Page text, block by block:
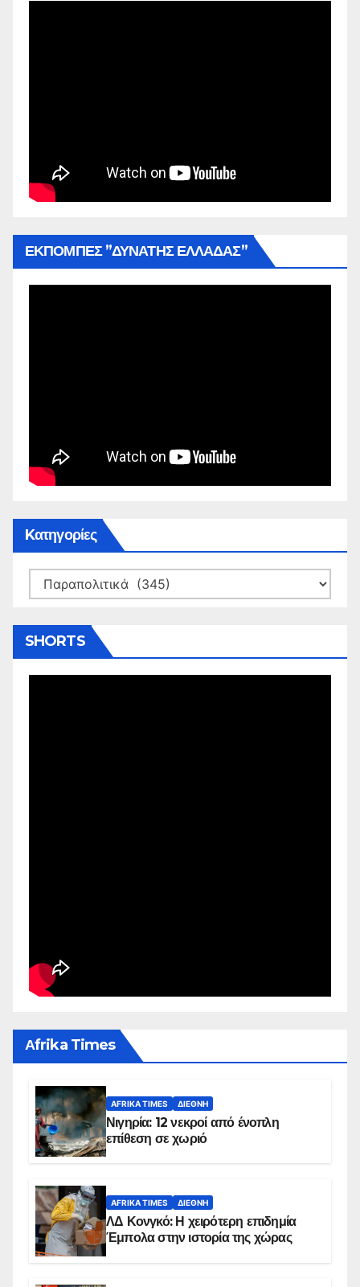
ΕΚΠΟΜΠΕΣ ”ΔΥΝΑΤΗΣ ΕΛΛΑΔΑΣ”
Kατηγορίες
Kατηγορίες
SHORTS
Αfrika Times
AFRIKA TIMES ΔΙΕΘΝΉ
Νιγηρία: 12 νεκροί από ένοπλη
επίθεση σε χωριό
AFRIKA TIMES ΔΙΕΘΝΉ
ΛΔ Κονγκό: Η χειρότερη επιδημία
Έμπολα στην ιστορία της χώρας